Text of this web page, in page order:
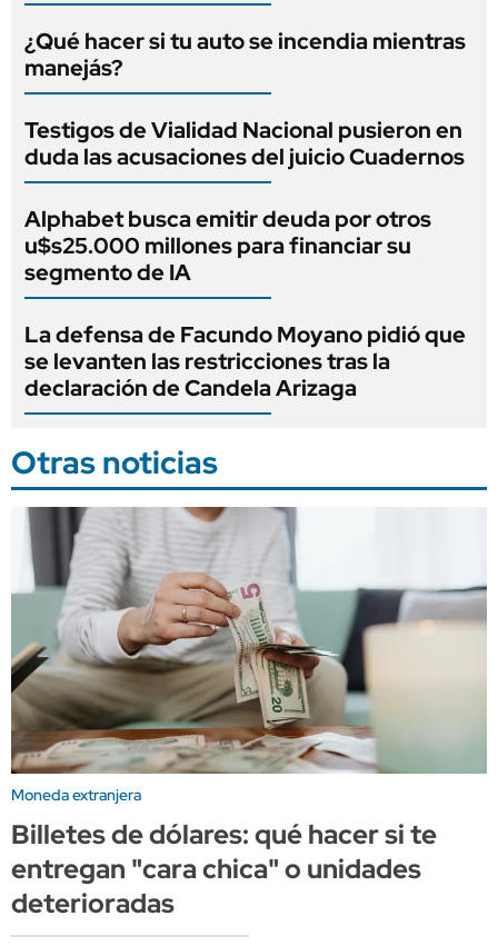
¿Qué hacer si tu auto se incendia mientras
manejás?
Testigos de Vialidad Nacional pusieron en
duda las acusaciones del juicio Cuadernos
Alphabet busca emitir deuda por otros
u$s25.000 millones para financiar su
segmento de IA
La defensa de Facundo Moyano pidió que
se levanten las restricciones tras la
declaración de Candela Arizaga
Otras noticias
Moneda extranjera
Billetes de dólares: qué hacer si te
entregan "cara chica" o unidades
deterioradas